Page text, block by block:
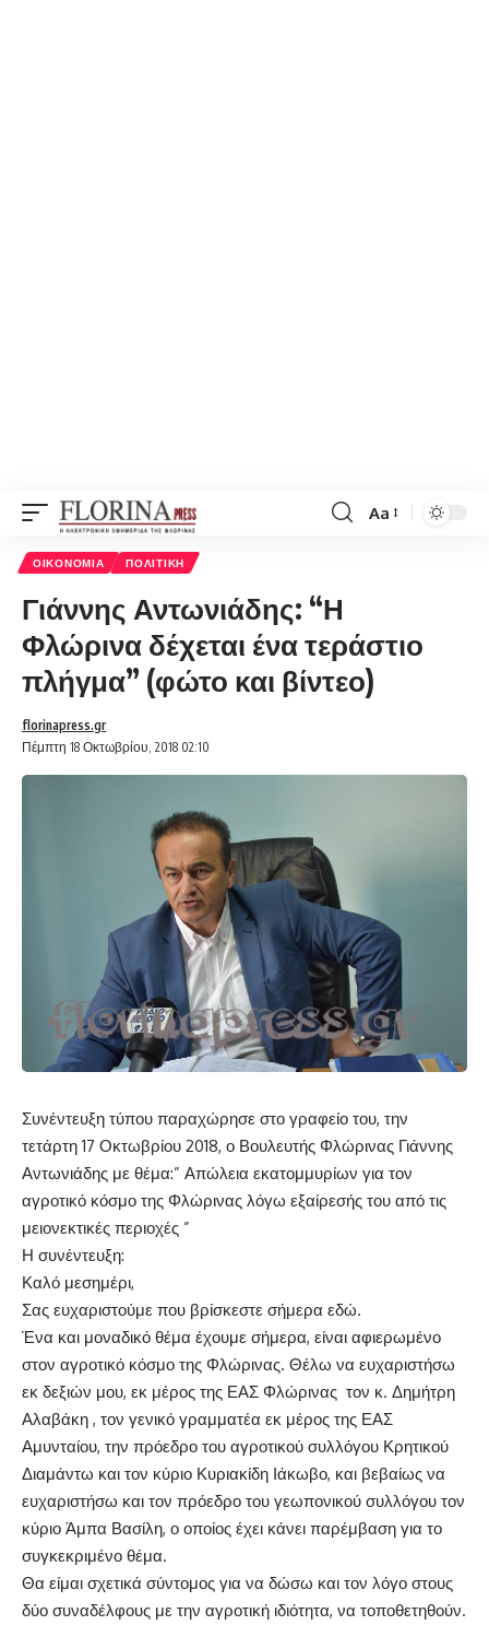
Font
Aa
ΟΙΚΟΝΟΜΊΑ ΠΟΛΙΤΙΚΉ
Γιάννης Αντωνιάδης: “Η
Φλώρινα δέχεται ένα τεράστιο
πλήγμα” (φώτο και βίντεο)
Πέμπτη 18 Οκτωβρίου, 2018 02:10
florinapress.gr
Συνέντευξη τύπου παραχώρησε στο γραφείο του, την
τετάρτη 17 Οκτωβρίου 2018, ο Βουλευτής Φλώρινας Γιάννης
Αντωνιάδης με θέμα:” Απώλεια εκατομμυρίων για τον
αγροτικό κόσμο της Φλώρινας λόγω εξαίρεσής του από τις
μειονεκτικές περιοχές ”
Η συνέντευξη:
Καλό μεσημέρι,
Σας ευχαριστούμε που βρίσκεστε σήμερα εδώ.
Ένα και μοναδικό θέμα έχουμε σήμερα, είναι αφιερωμένο
στον αγροτικό κόσμο της Φλώρινας. Θέλω να ευχαριστήσω
εκ δεξιών μου, εκ μέρος της ΕΑΣ Φλώρινας τον κ. Δημήτρη
Αλαβάκη , τον γενικό γραμματέα εκ μέρος της ΕΑΣ
Αμυνταίου, την πρόεδρο του αγροτικού συλλόγου Κρητικού
Διαμάντω και τον κύριο Κυριακίδη Ιάκωβο, και βεβαίως να
ευχαριστήσω και τον πρόεδρο του γεωπονικού συλλόγου τον
κύριο Άμπα Βασίλη, ο οποίος έχει κάνει παρέμβαση για το
συγκεκριμένο θέμα.
Θα είμαι σχετικά σύντομος για να δώσω και τον λόγο στους
δύο συναδέλφους με την αγροτική ιδιότητα, να τοποθετηθούν.